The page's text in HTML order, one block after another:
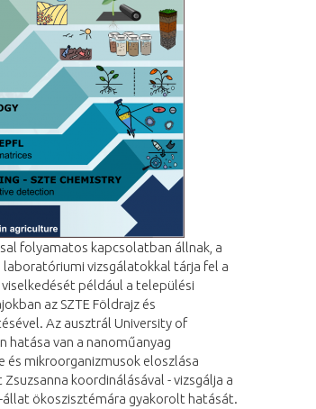
folyamatos kapcsolatban állnak, a
vizsgálatokkal tárja fel a
például a települési
az SZTE Földrajz és
Az ausztrál University of
hatása van a nanoműanyag
és mikroorganizmusok eloszlása
koordinálásával - vizsgálja a
állat ökoszisztémára gyakorolt hatását.